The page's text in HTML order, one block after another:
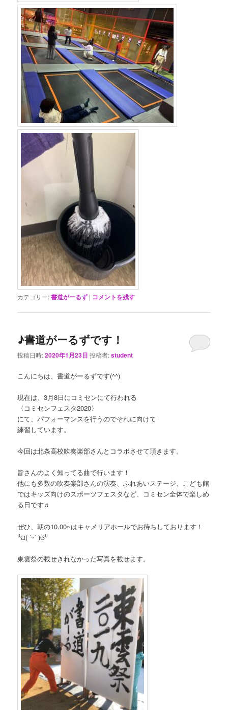
カテゴリー:書道がーるず | コメントを残す
♪書道がーるずです！
投稿日時:2020年1月23日 投稿者:student
こんにちは、書道がーるずです(^^)
現在は、3月8日にコミセンにて行われる
〈コミセンフェスタ2020〉
にて、パフォーマンスを行うのでそれに向けて
練習しています。
今回は北条高校吹奏楽部さんとコラボさせて頂きます。
皆さんのよく知ってる曲で行います！
他にも多数の吹奏楽部さんの演奏、ふれあいステージ、こども館
ではキッズ向けのスポーツフェスタなど、コミセン全体で楽しめ
る日です♬︎
ぜひ、朝の10.00~はキャメリアホールでお待ちしております！
⁽⁽ଘ( ˊᵕˋ )ଓ⁾⁾
東雲祭の載せきれなかった写真を載せます。